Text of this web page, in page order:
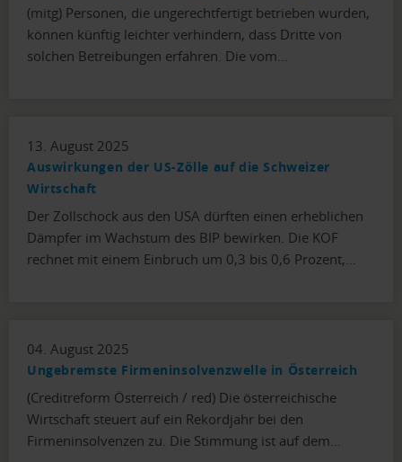
(mitg) Personen, die ungerechtfertigt betrieben wurden,
können künftig leichter verhindern, dass Dritte von
solchen Betreibungen erfahren. Die vom…
13. August 2025
Auswirkungen der US-Zölle auf die Schweizer
Wirtschaft
Der Zollschock aus den USA dürften einen erheblichen
Dämpfer im Wachstum des BIP bewirken. Die KOF
rechnet mit einem Einbruch um 0,3 bis 0,6 Prozent,…
04. August 2025
Ungebremste Firmeninsolvenzwelle in Österreich
(Creditreform Österreich / red) Die österreichische
Wirtschaft steuert auf ein Rekordjahr bei den
Firmeninsolvenzen zu. Die Stimmung ist auf dem…